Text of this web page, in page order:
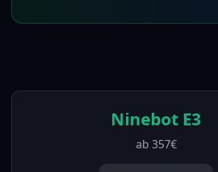
Ninebot E3
ab 357€